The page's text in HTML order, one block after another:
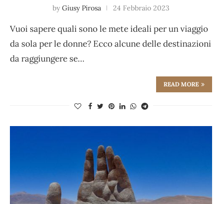
by Giusy Pirosa 24 Febbraio 2023
Vuoi sapere quali sono le mete ideali per un viaggio
da sola per le donne? Ecco alcune delle destinazioni
da raggiungere se…
READ MORE